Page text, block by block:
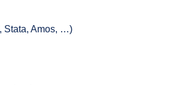
Stata, Amos, …)